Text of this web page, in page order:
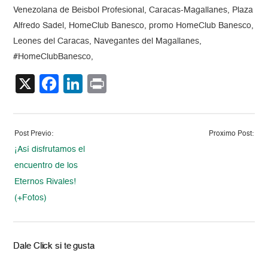
Venezolana de Beisbol Profesional, Caracas-Magallanes, Plaza
Alfredo Sadel, HomeClub Banesco, promo HomeClub Banesco,
Leones del Caracas, Navegantes del Magallanes,
#HomeClubBanesco,
X Facebook
LinkedIn
Post Previo:
¡Así disfrutamos el
encuentro de los
Eternos Rivales!
(+Fotos)
Proximo Post:
Dale Click si te gusta